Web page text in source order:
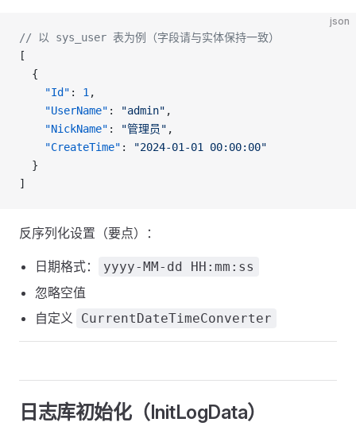
json
// 以 sys_user 表为例（字段请与实体保持一致）
[
  {
    "Id"
: 1 ,
    "UserName"
: "admin" ,
    "NickName"
: "管理员" ,
    "CreateTime"
:
"2024-01-01 00:00:00"
  }
]
反序列化设置（要点）：
日期格式： yyyy-MM-dd HH:mm:ss
忽略空值
自定义
CurrentDateTimeConverter
日志库初始化（InitLogData）